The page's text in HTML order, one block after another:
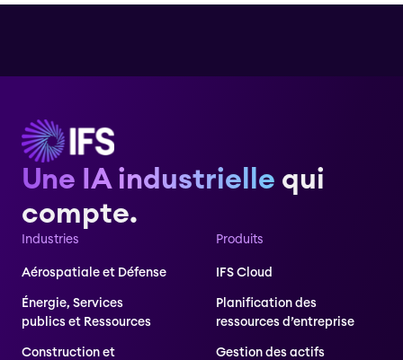
Une IA industrielle qui
compte.
Industries
Aérospatiale et Défense
Énergie, Services
publics et Ressources
Construction et
Produits
IFS Cloud
Planification des
ressources d’entreprise
Gestion des actifs